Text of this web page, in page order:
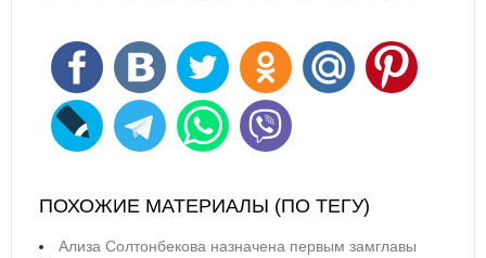
ПОХОЖИЕ МАТЕРИАЛЫ (ПО ТЕГУ)
Ализа Солтонбекова назначена первым замглавы